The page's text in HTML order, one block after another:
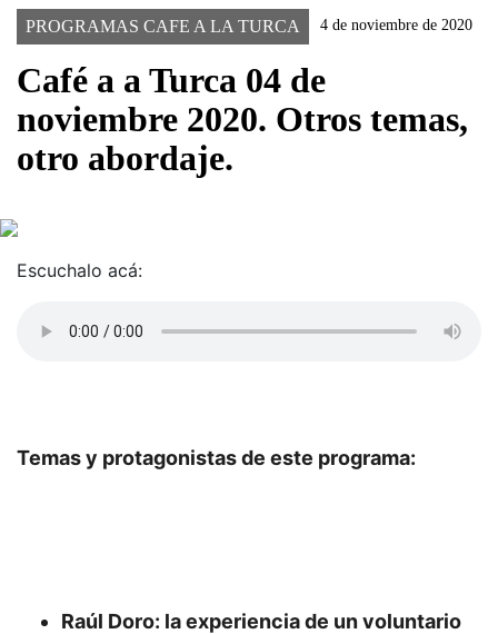
PROGRAMAS CAFE A LA TURCA 4 de noviembre de 2020
Café a a Turca 04 de
noviembre 2020. Otros temas,
otro abordaje.
Escuchalo acá:
Temas y protagonistas de este programa:
Raúl Doro: la experiencia de un voluntario